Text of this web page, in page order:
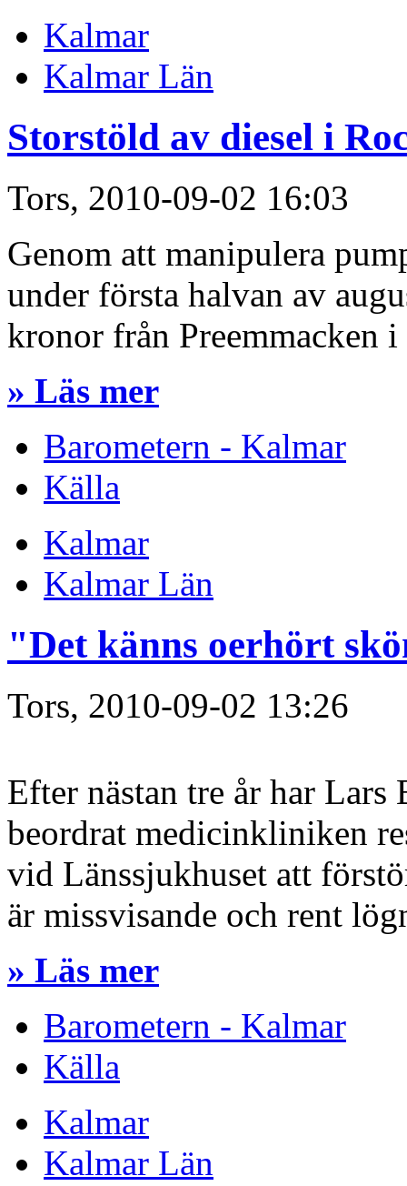
Kalmar
Kalmar Län
Storstöld av diesel i
Tors, 2010-09-02 16:03
Genom att manipulera
under första halvan av
kronor från Preemmacken
» Läs mer
Barometern - Kalmar
Källa
Kalmar
Kalmar Län
"Det känns oerhört
Tors, 2010-09-02 13:26
Efter nästan tre år har
beordrat medicinkliniken
vid Länssjukhuset att
är missvisande och rent
» Läs mer
Barometern - Kalmar
Källa
Kalmar
Kalmar Län